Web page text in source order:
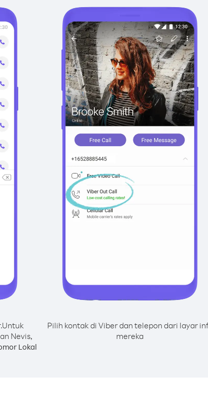
Untuk
Nevis,
Lokal
Pilih kontak di Viber dan telepon dari layar
mereka